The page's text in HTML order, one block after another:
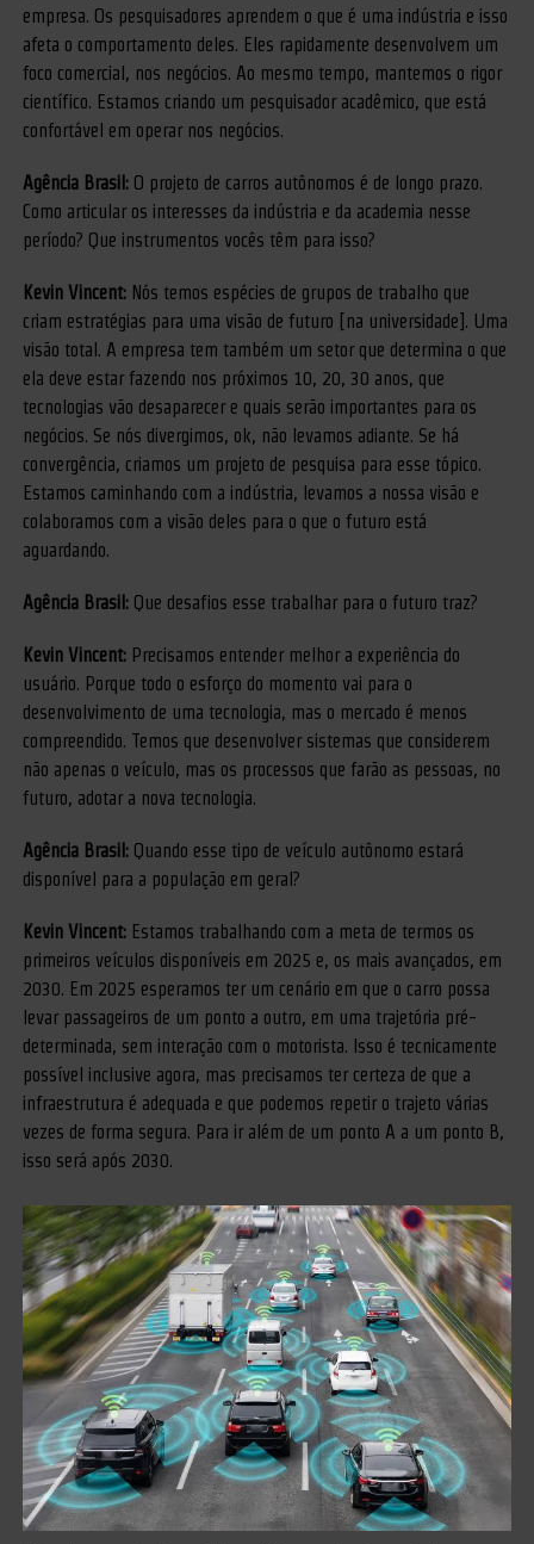
empresa. Os pesquisadores aprendem o que é uma indústria e isso
afeta o comportamento deles. Eles rapidamente desenvolvem um
foco comercial, nos negócios. Ao mesmo tempo, mantemos o rigor
científico. Estamos criando um pesquisador acadêmico, que está
confortável em operar nos negócios.
Agência Brasil:O projeto de carros autônomos é de longo prazo.
Como articular os interesses da indústria e da academia nesse
período? Que instrumentos vocês têm para isso?
Kevin Vincent:Nós temos espécies de grupos de trabalho que
criam estratégias para uma visão de futuro [na universidade]. Uma
visão total. A empresa tem também um setor que determina o que
ela deve estar fazendo nos próximos 10, 20, 30 anos, que
tecnologias vão desaparecer e quais serão importantes para os
negócios. Se nós divergimos, ok, não levamos adiante. Se há
convergência, criamos um projeto de pesquisa para esse tópico.
Estamos caminhando com a indústria, levamos a nossa visão e
colaboramos com a visão deles para o que o futuro está
aguardando.
Agência Brasil:Que desafios esse trabalhar para o futuro traz?
Kevin Vincent:Precisamos entender melhor a experiência do
usuário. Porque todo o esforço do momento vai para o
desenvolvimento de uma tecnologia, mas o mercado é menos
compreendido. Temos que desenvolver sistemas que considerem
não apenas o veículo, mas os processos que farão as pessoas, no
futuro, adotar a nova tecnologia.
Agência Brasil:Quando esse tipo de veículo autônomo estará
disponível para a população em geral?
Kevin Vincent:Estamos trabalhando com a meta de termos os
primeiros veículos disponíveis em 2025 e, os mais avançados, em
2030. Em 2025 esperamos ter um cenário em que o carro possa
levar passageiros de um ponto a outro, em uma trajetória pré-
determinada, sem interação com o motorista. Isso é tecnicamente
possível inclusive agora, mas precisamos ter certeza de que a
infraestrutura é adequada e que podemos repetir o trajeto várias
vezes de forma segura. Para ir além de um ponto A a um ponto B,
isso será após 2030.